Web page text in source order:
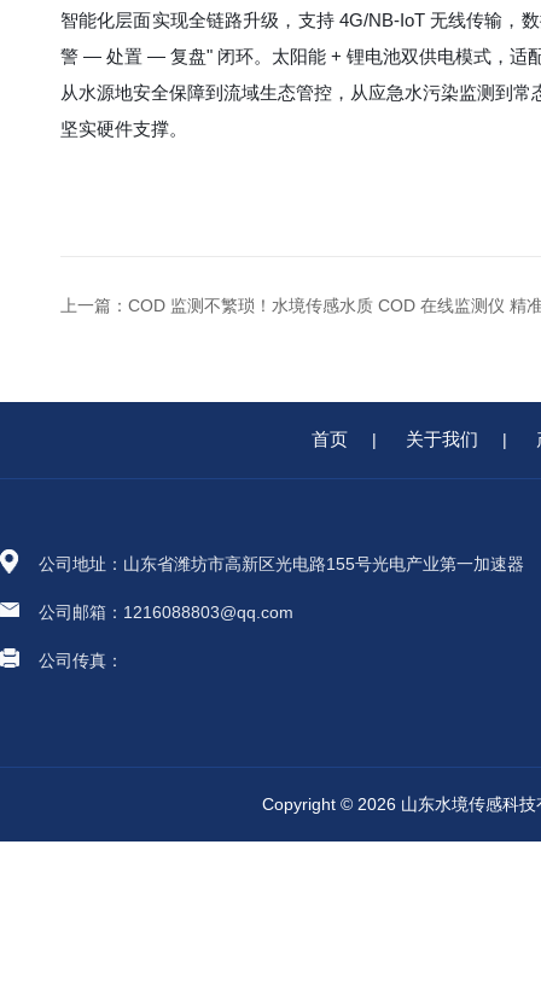
智能化层面实现全链路升级，支持 4G/NB-IoT 无线传输，
警 — 处置 — 复盘" 闭环。太阳能 + 锂电池双供电模式，适
从水源地安全保障到流域生态管控，从应急水污染监测到
坚实硬件支撑。
上一篇： COD 监测不繁琐！水境传感水质 COD 在线监测仪 精
首页 | 关于我们 |
公司地址：山东省潍坊市高新区光电路155号光电产业第一加速器
公司邮箱：1216088803@qq.com
公司传真：
Copyright © 2026 山东水境传感科